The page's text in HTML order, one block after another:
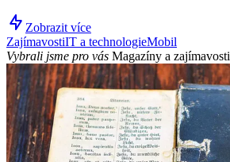
Zobrazit více
ZajímavostiIT a technologieMobil
Vybrali jsme pro vás Magazíny a zajímavosti